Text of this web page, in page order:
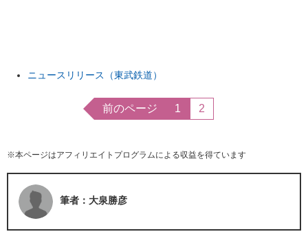
好きが集まる 比べて選べる
ビジネスと働き方のヒント
経営リーダーのコミュニティ
マーケ×ITの今がよく分かる
ニュースリリース（東武鉄道）
前のページ 1 2
※本ページはアフィリエイトプログラムによる収益を得ています
筆者：大泉勝彦